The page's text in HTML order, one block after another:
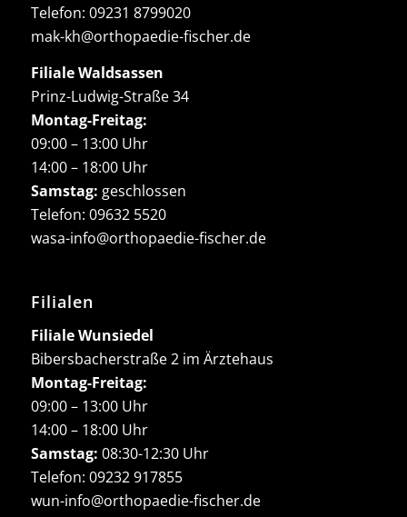
Telefon: 09231 8799020
mak-kh@orthopaedie-fischer.de
Filiale Waldsassen
Prinz-Ludwig-Straße 34
Montag-Freitag:
09:00 – 13:00 Uhr
14:00 – 18:00 Uhr
Samstag: geschlossen
Telefon: 09632 5520
wasa-info@orthopaedie-fischer.de
Filialen
Filiale Wunsiedel
Bibersbacherstraße 2 im Ärztehaus
Montag-Freitag:
09:00 – 13:00 Uhr
14:00 – 18:00 Uhr
Samstag: 08:30-12:30 Uhr
Telefon: 09232 917855
wun-info@orthopaedie-fischer.de